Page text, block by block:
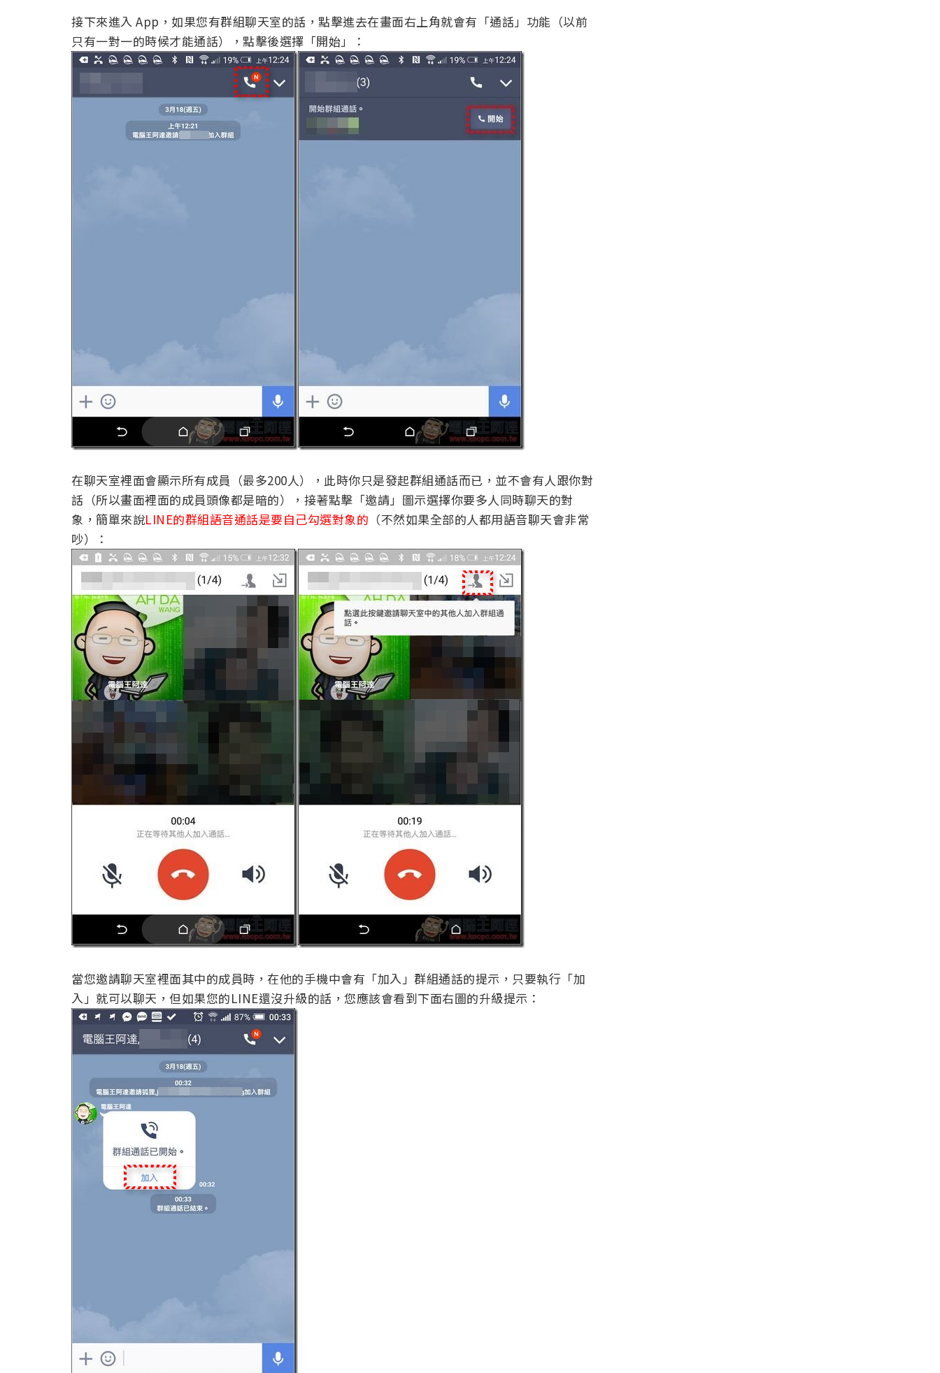
接下來進入 App，如果您有群組聊天室的話，點擊進去在畫面右上角就會有「通話」功能（以前
只有一對一的時候才能通話），點擊後選擇「開始」：
在聊天室裡面會顯示所有成員（最多200人），此時你只是發起群組通話而已，並不會有人跟你對
話（所以畫面裡面的成員頭像都是暗的），接著點擊「邀請」圖示選擇你要多人同時聊天的對
象，簡單來說LINE的群組語音通話是要自己勾選對象的 （不然如果全部的人都用語音聊天會非常
吵）：
當您邀請聊天室裡面其中的成員時，在他的手機中會有「加入」群組通話的提示，只要執行「加
入」就可以聊天，但如果您的LINE還沒升級的話，您應該會看到下面右圖的升級提示：